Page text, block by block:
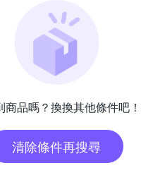
商品嗎？換換其他條件吧！
清除條件再搜尋